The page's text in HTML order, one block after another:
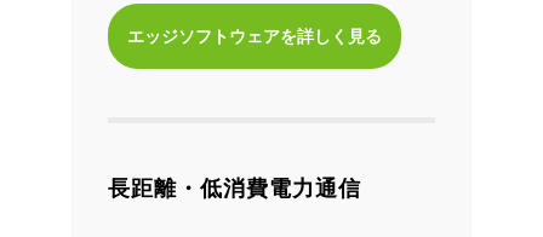
エッジソフトウェアを詳しく見る
長距離・低消費電力通信